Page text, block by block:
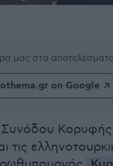
μας στα
on Google
Συνόδου